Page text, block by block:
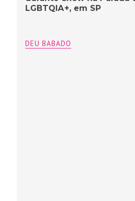
LGBTQIA+, em SP
DEU BABADO